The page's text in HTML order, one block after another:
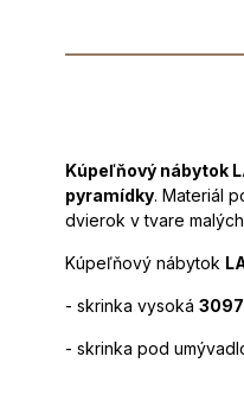
Kúpeľňový nábytok
pyramídky. Materiál
dvierok v tvare
Kúpeľňový nábytok
- skrinka vysoká
- skrinka pod